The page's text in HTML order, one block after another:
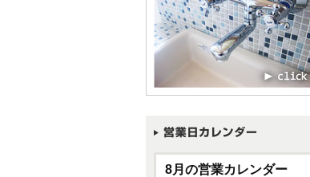
8月の営業カレンダー